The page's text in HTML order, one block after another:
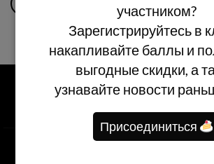
Самовывоз из
участником?
Зарегистрируйтесь в
накапливайте баллы и
выгодные скидки, а
узнавайте новости
Присоединиться